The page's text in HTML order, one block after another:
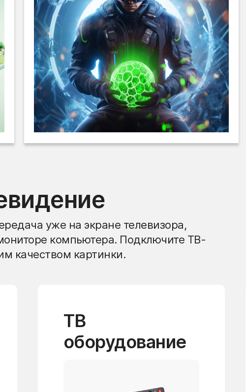
уже на экране телевизора,
компьютера. Подключите ТВ-
качеством картинки.
ТВ
оборудование